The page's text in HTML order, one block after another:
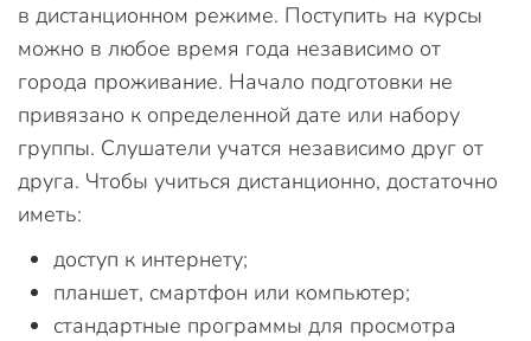
в дистанционном режиме. Поступить на курсы
можно в любое время года независимо от
города проживание. Начало подготовки не
привязано к определенной дате или набору
группы. Слушатели учатся независимо друг от
друга. Чтобы учиться дистанционно, достаточно
иметь:
доступ к интернету;
планшет, смартфон или компьютер;
стандартные программы для просмотра